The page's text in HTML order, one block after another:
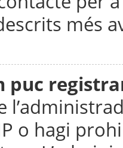
més
puc
o hagi